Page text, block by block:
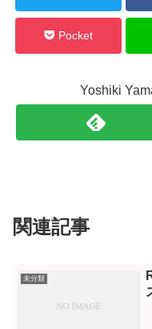
Pocket
Yoshiki
関連記事
未分類